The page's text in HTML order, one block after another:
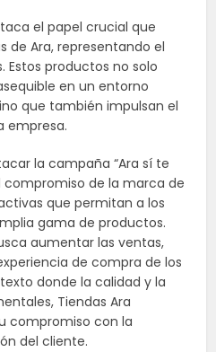
el papel crucial que
de Ara, representando el
Estos productos no solo
en un entorno
que también impulsan el
empresa.
la campaña “Ara sí te
compromiso de la marca de
que permitan a los
gama de productos.
aumentar las ventas,
de compra de los
donde la calidad y la
Tiendas Ara
compromiso con la
del cliente.